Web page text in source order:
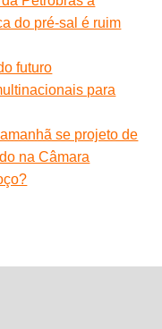
do pré-sal é ruim
futuro
para
se projeto de
na Câmara